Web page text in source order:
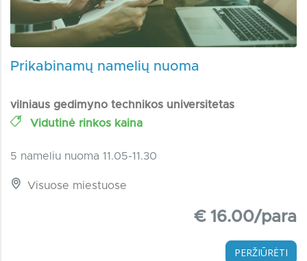
Prikabinamų namelių nuoma
vilniaus gedimyno technikos universitetas
Vidutinė rinkos kaina
5 nameliu nuoma 11.05-11.30
Visuose miestuose
€ 16.00/para
PERŽIŪRĖTI